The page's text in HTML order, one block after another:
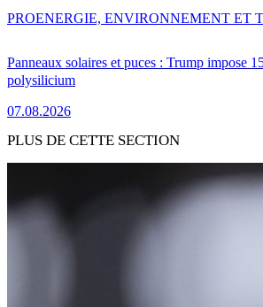
Panneaux solaires et puces : Trump impose
polysilicium
07.08.2026
PROENERGIE, ENVIRONNEMENT ET
PLUS DE CETTE SECTION